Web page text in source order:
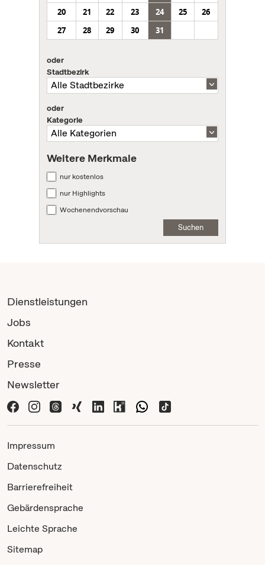
20
21 22 23 24 25
26
27
28 29 30 31
oder
Stadtbezirk
oder
Kategorie
Weitere Merkmale
nur kostenlos
nur Highlights
Wochenendvorschau
Suchen
Dienstleistungen
Jobs
Kontakt
Presse
Newsletter
Impressum
Datenschutz
Barrierefreiheit
Gebärdensprache
Leichte Sprache
Sitemap